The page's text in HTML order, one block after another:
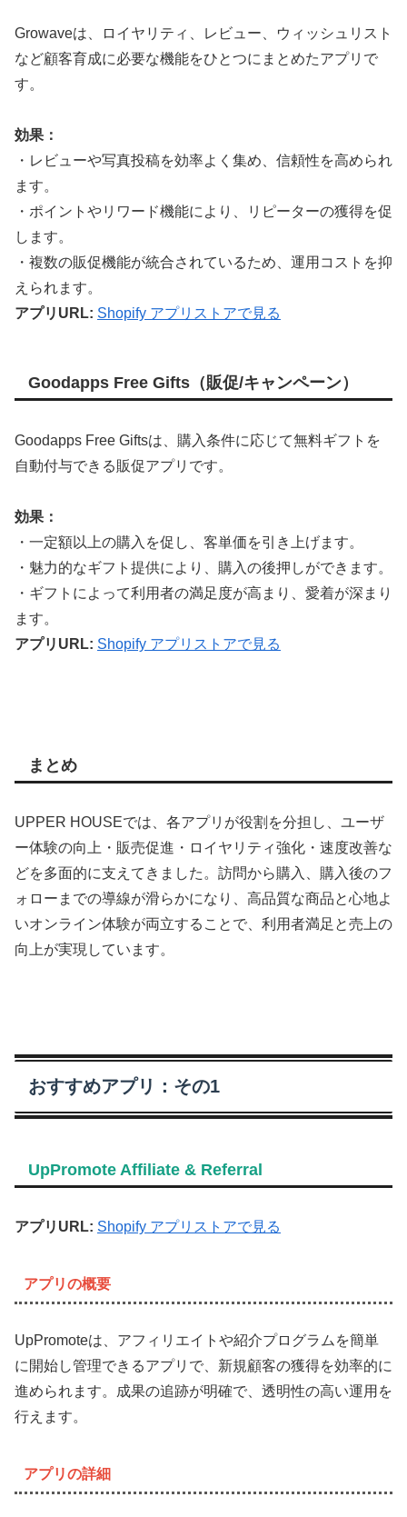
Growaveは、ロイヤリティ、レビュー、ウィッシュリスト
など顧客育成に必要な機能をひとつにまとめたアプリで
す。
効果：
・レビューや写真投稿を効率よく集め、信頼性を高められ
ます。
・ポイントやリワード機能により、リピーターの獲得を促
します。
・複数の販促機能が統合されているため、運用コストを抑
えられます。
アプリURL: Shopify アプリストアで見る
Goodapps Free Gifts（販促/キャンペーン）
Goodapps Free Giftsは、購入条件に応じて無料ギフトを
自動付与できる販促アプリです。
効果：
・一定額以上の購入を促し、客単価を引き上げます。
・魅力的なギフト提供により、購入の後押しができます。
・ギフトによって利用者の満足度が高まり、愛着が深まり
ます。
アプリURL: Shopify アプリストアで見る
まとめ
UPPER HOUSEでは、各アプリが役割を分担し、ユーザ
ー体験の向上・販売促進・ロイヤリティ強化・速度改善な
どを多面的に支えてきました。訪問から購入、購入後のフ
ォローまでの導線が滑らかになり、高品質な商品と心地よ
いオンライン体験が両立することで、利用者満足と売上の
向上が実現しています。
おすすめアプリ：その1
UpPromote Affiliate & Referral
アプリURL: Shopify アプリストアで見る
アプリの概要
UpPromoteは、アフィリエイトや紹介プログラムを簡単
に開始し管理できるアプリで、新規顧客の獲得を効率的に
進められます。成果の追跡が明確で、透明性の高い運用を
行えます。
アプリの詳細